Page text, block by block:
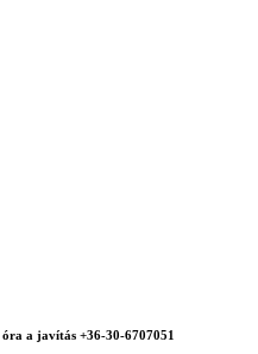
a javítás +36-30-6707051